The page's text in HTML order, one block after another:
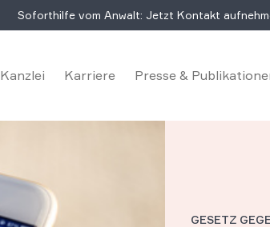
Soforthilfe vom Anwalt: Jetzt Kontakt
Kanzlei Karriere Presse &
GESETZ